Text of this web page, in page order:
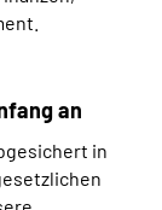
an
in